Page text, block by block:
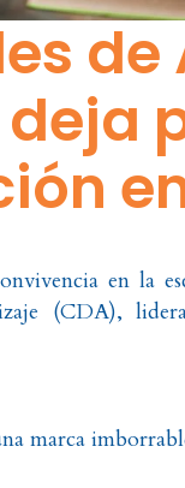
de
en la
(CDA),
marca